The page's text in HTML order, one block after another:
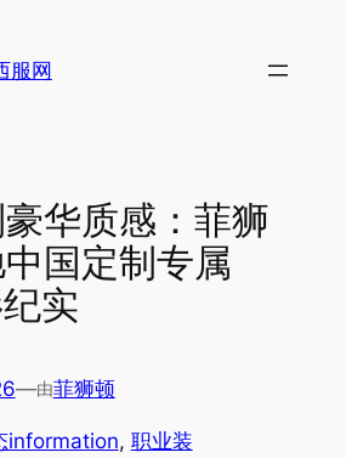
服网
华质感：菲狮
国定制专属
实
—由菲狮顿
information, 职业装